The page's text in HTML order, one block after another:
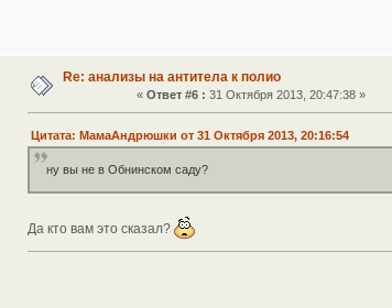
Re: анализы на антитела к полио
«Ответ #6 : 31 Октября 2013, 20:47:38 »
Цитата: МамаАндрюшки от 31 Октября 2013, 20:16:54
ну вы не в Обнинском саду?
Да кто вам это сказал?